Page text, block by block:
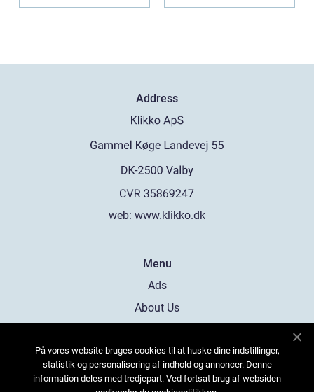
Address
web: www.klikko.dk
Menu
Ads
About Us
Contact
Sitemap
På vores website bruges cookies til at huske dine indstillinger,
statistik og personalisering af indhold og annoncer. Denne
information deles med tredjepart. Ved fortsat brug af websiden